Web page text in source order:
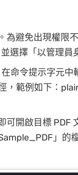
為避免出現權限
選擇「以管理員
命令提示字元中
，範例如下：
可開啟目標 PDF
」的